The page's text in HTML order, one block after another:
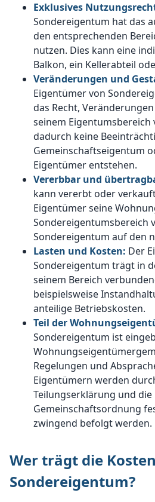
Exklusives
Sondereigentum hat das
den entsprechenden
nutzen. Dies kann eine
Balkon, ein Kellerabteil
Veränderungen und
Eigentümer von
das Recht,
seinem
dadurch keine
Gemeinschaftseigentum
Eigentümer entstehen.
Vererbbar und
kann vererbt oder
Eigentümer seine
Sondereigentumsbereich
Sondereigentum auf den
Lasten und Kosten: Der
Sondereigentum trägt in
seinem Bereich
beispielsweise
anteilige Betriebskosten.
Teil der
Sondereigentum ist
Regelungen und
Eigentümern werden
Teilungserklärung und die
Gemeinschaftsordnung
zwingend befolgt werden.
Wer trägt die
Sondereigentum?